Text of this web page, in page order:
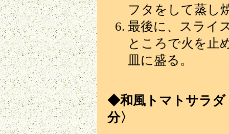
フタをして蒸し
最後に、スライ
ところで火を止
皿に盛る。
◆和風トマトサラダ
分〉